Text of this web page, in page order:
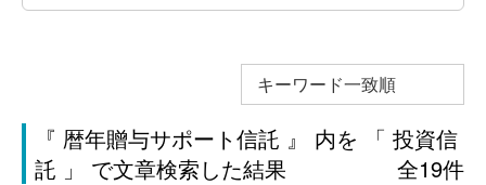
キーワード一致順
『 暦年贈与サポート信託 』 内を 「 投資信
託 」 で文章検索した結果
全19件